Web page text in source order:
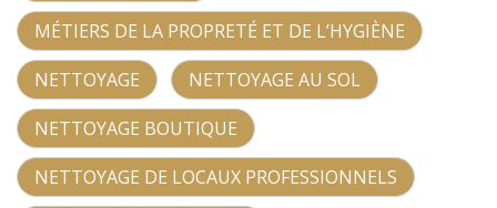
MÉTIERS DE LA PROPRETÉ ET DE L’HYGIÈNE
NETTOYAGE
NETTOYAGE AU SOL
NETTOYAGE BOUTIQUE
NETTOYAGE DE LOCAUX PROFESSIONNELS